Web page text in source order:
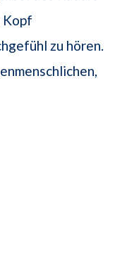
Kopf
zu hören.